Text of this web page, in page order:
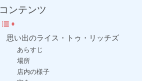
コンテンツ
思い出のライス・トゥ・リッチズ
あらすじ
場所
店内の様子